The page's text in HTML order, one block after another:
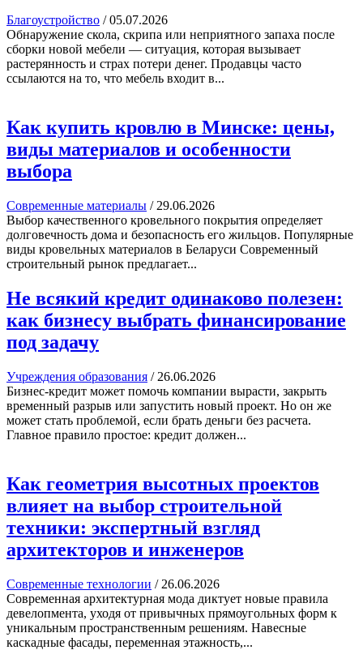
Благоустройство /05.07.2026
Обнаружение скола, скрипа или неприятного запаха после
сборки новой мебели — ситуация, которая вызывает
растерянность и страх потери денег. Продавцы часто
ссылаются на то, что мебель входит в...
Как купить кровлю в Минске: цены,
виды материалов и особенности
выбора
Современные материалы / 29.06.2026
Выбор качественного кровельного покрытия определяет
долговечность дома и безопасность его жильцов. Популярные
виды кровельных материалов в Беларуси Современный
строительный рынок предлагает...
Не всякий кредит одинаково полезен:
как бизнесу выбрать финансирование
под задачу
Учреждения образования / 26.06.2026
Бизнес-кредит может помочь компании вырасти, закрыть
временный разрыв или запустить новый проект. Но он же
может стать проблемой, если брать деньги без расчета.
Главное правило простое: кредит должен...
Как геометрия высотных проектов
влияет на выбор строительной
техники: экспертный взгляд
архитекторов и инженеров
Современные технологии / 26.06.2026
Современная архитектурная мода диктует новые правила
девелопмента, уходя от привычных прямоугольных форм к
уникальным пространственным решениям. Навесные
каскадные фасады, переменная этажность,...